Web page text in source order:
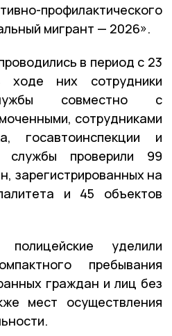
профилактического
мигрант — 2026».
в период с 23
них сотрудники
совместно с
сотрудниками
госавтоинспекции и
службы проверили 99
зарегистрированных на
и 45 объектов
уделили
пребывания
граждан и лиц без
мест осуществления